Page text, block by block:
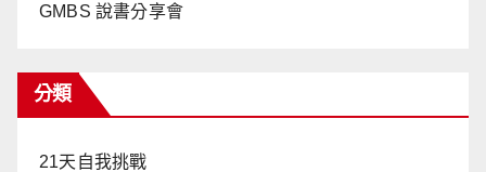
GMBS 說書分享會
分類
21天自我挑戰